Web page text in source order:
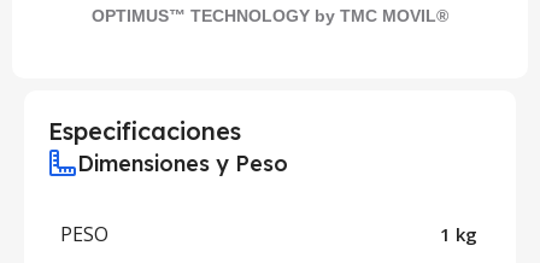
OPTIMUS™ TECHNOLOGY by TMC MOVIL®
Especificaciones
Dimensiones y Peso
PESO 1 kg